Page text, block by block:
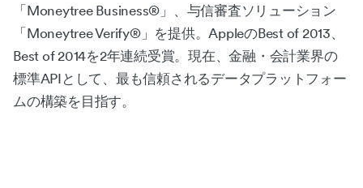
「Moneytree Business®︎」、与信審査ソリューション
「Moneytree Verify®︎」を提供。AppleのBest of 2013、
Best of 2014を2年連続受賞。現在、金融・会計業界の
標準APIとして、最も信頼されるデータプラットフォー
ムの構築を目指す。